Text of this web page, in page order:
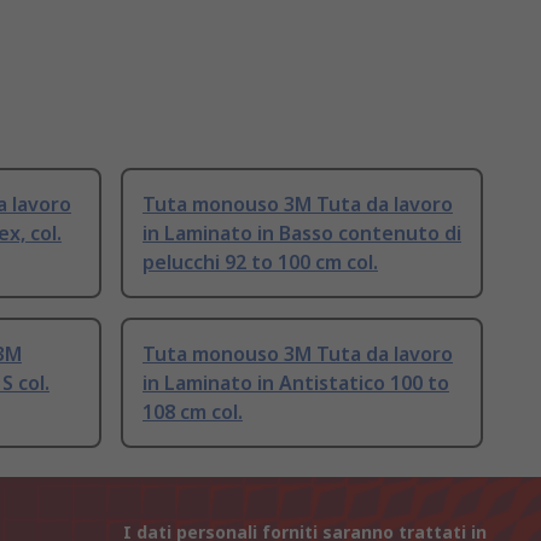
lavoro
col.
Tuta monouso 3M Tuta da lavoro
in Laminato in Basso contenuto di
pelucchi 92 to 100 cm col.
col.
Tuta monouso 3M Tuta da lavoro
in Laminato in Antistatico 100 to
108 cm col.
I dati personali forniti saranno trattati in